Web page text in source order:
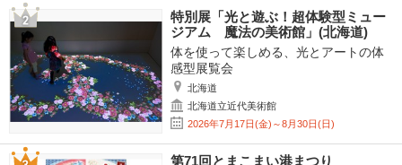
特別展「光と遊ぶ！超体験型ミュー
ジアム 魔法の美術館」(北海道)
体を使って楽しめる、光とアートの体
感型展覧会
北海道
北海道立近代美術館
2026年7月17日(金)～8月30日(日)
第71回とまこまい港まつり